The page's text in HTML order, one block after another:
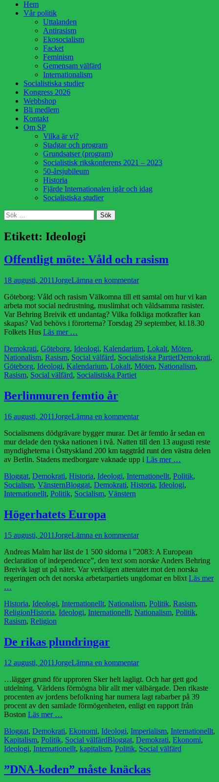
HoppaHem
Vår politik
Uttalanden
Antirasism
Ekosocialism
Facket
Feminism
Gemensam välfärd
Internationalism
Socialistiska studier
Kongress 2026
Webbshop
Bli medlem
Kontakt
Om SP
Vilka är vi?
Stadgar och program
Grundsatser (program)
Socialistisk rikskonferens 2021 – 2023
50-årsjubileum
Historia
Fjärde Internationalen igår och idag
Socialistiska studier
Sök
Sök
efter:
Etikett: Ideologi
Offentligt möte: Våld och rasism
Publicerad
18 augusti, 2011 Författare
JorgeLämna en kommentar
Göteborg: Våld och rasism Välkomna till ett samtal om hur vi kan
arbeta mot social nedrustning, muslimhat och våldsamma rasister.
Var Behring Breivik ett undantag? Vilka folkliga motkrafter kan
skapas? Vad behövs i förorterna? Torsdag 29 september, kl.18.30
Folkets Hus Läs mer …
Kategorier
Demokrati, Göteborg, Ideologi, Kalendarium, Lokalt, Möten,
Nationalism, Rasism, Social välfärd, Socialistiska PartietEtiketter
Demokrati,
Göteborg, Ideologi, Kalendarium, Lokalt, Möten, Nationalism,
Rasism, Social välfärd, Socialistiska Partiet
Berlinmuren femtio år
Publicerad
16 augusti, 2011 Författare
JorgeLämna en kommentar
Socialismens dödgrävare bygger murar. Det är femtio år sedan en
mur delade den tyska nationen i två. Natten till den 13 augusti reste
myndigheterna i Östtyskland 200 km taggtråd runt den västra delen
av Berlin. Stadens medborgare vaknade upp i Läs mer …
Kategorier
Bloggat, Demokrati, Historia, Ideologi, Internationellt, Politik,
Socialism, VänsternEtiketter
Bloggat, Demokrati, Historia, Ideologi,
Internationellt, Politik, Socialism, Vänstern
Högerhatets Europa
Publicerad
15 augusti, 2011 Författare
JorgeLämna en kommentar
Andreas Malm har läst de 1 500 sidorna i ”2083: A European
declaration of independence”, den text som norske Anders Behring
Breivik lagt ut på nätet. Var verkligen attentatet mot den norska
regeringen och det norska arbetarpartiets ungdomar en blixt Läs mer
…
Kategorier
Historia, Ideologi, Internationellt, Nationalism, Politik, Rasism,
ReligionEtiketter
Historia, Ideologi, Internationellt, Nationalism, Politik,
Rasism, Religion
De rikas plundringar
Publicerad
12 augusti, 2011 Författare
JorgeLämna en kommentar
…lägger grund för upproren Sker helt lagligt. Och har gett god
utdelning. Världens förmögna blir allt mer välbärgade. Den rikaste
procenten av jordens befolkning har numera lagt rabarber på 39
procent av den samlade förmögenheten, enligt en rapport från
Boston Läs mer …
Kategorier
Bloggat, Demokrati, Ekonomi, Ideologi, Imperialism, Internationellt,
Kapitalism, Politik, Social välfärdEtiketter
Bloggat, Demokrati, Ekonomi,
Ideologi, Internationellt, kapitalism, Politik, Social välfärd
”DNA-koden” måste knäckas